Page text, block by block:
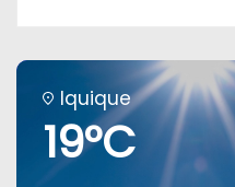
Iquique
19°C